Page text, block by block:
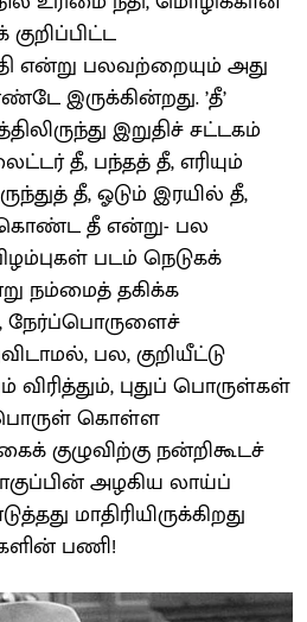
என்று பலவற்றையும் அது
இருக்கின்றது. ’தீ’
இறுதிச் சட்டகம்
தீ, பந்தத் தீ, எரியும்
தீ, ஓடும் இரயில் தீ,
தீ என்று- பல
படம் நெடுகக்
நம்மைத் தகிக்க
பல, குறியீட்டு
விரித்தும், புதுப் பொருள்கள்
பொருள் கொள்ள
குழுவிற்கு நன்றிகூடச்
அழகிய லாய்ப்
மாதிரியிருக்கிறது
பணி!